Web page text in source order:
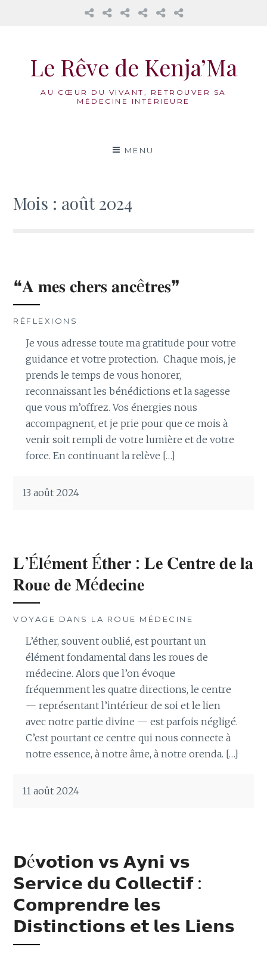
𝔸𝕦
𝕃𝕦𝕟𝕖𝕤
Mama
La Honorer
NosRéflexions
Le Rêve de Kenja’Ma
AU CŒUR DU VIVANT, RETROUVER SA
MÉDECINE INTÉRIEURE
MENU
Mois : août 2024
❝𝐀 𝐦𝐞𝐬 𝐜𝐡𝐞𝐫𝐬 𝐚𝐧𝐜ê𝐭𝐫𝐞𝐬❞
RÉFLEXIONS
Je vous adresse toute ma gratitude pour votre
guidance et votre protection. Chaque mois, je
prends le temps de vous honorer,
reconnaissant les bénédictions et la sagesse
que vous m’offrez. Vos énergies nous
accompagnent, et je prie pour que ce mois à
venir soit rempli de votre lumière et de votre
force. En continuant la relève […]
13 août 2024
𝐋’É𝐥é𝐦𝐞𝐧𝐭 É𝐭𝐡𝐞𝐫 : 𝐋𝐞 𝐂𝐞𝐧𝐭𝐫𝐞 𝐝𝐞 𝐥𝐚
𝐑𝐨𝐮𝐞 𝐝𝐞 𝐌é𝐝𝐞𝐜𝐢𝐧𝐞
VOYAGE DANS LA ROUE MÉDECINE
L’éther, souvent oublié, est pourtant un
élément fondamental dans les roues de
médecine. Alors que l’on évoque
fréquemment les quatre directions, le centre
— représentant l’intérieur de soi et le lien
avec notre partie divine — est parfois négligé.
C’est pourtant ce centre qui nous connecte à
notre essence, à notre âme, à notre orenda. […]
11 août 2024
𝗗é𝘃𝗼𝘁𝗶𝗼𝗻 𝘃𝘀 𝗔𝘆𝗻𝗶 𝘃𝘀
𝗦𝗲𝗿𝘃𝗶𝗰𝗲 𝗱𝘂 𝗖𝗼𝗹𝗹𝗲𝗰𝘁𝗶𝗳 :
𝗖𝗼𝗺𝗽𝗿𝗲𝗻𝗱𝗿𝗲 𝗹𝗲𝘀
𝗗𝗶𝘀𝘁𝗶𝗻𝗰𝘁𝗶𝗼𝗻𝘀 𝗲𝘁 𝗹𝗲𝘀 𝗟𝗶𝗲𝗻𝘀